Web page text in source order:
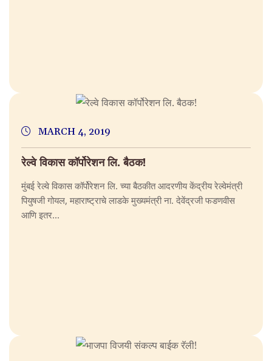
MARCH 4, 2019
रेल्वे विकास कॉर्पोरेशन लि. बैठक!
मुंबई रेल्वे विकास कॉर्पोरेशन लि. च्या बैठकीत आदरणीय केंद्रीय रेल्वेमंत्री
पियुषजी गोयल, महाराष्ट्राचे लाडके मुख्यमंत्री ना. देवेंद्रजी फडणवीस
आणि इतर...